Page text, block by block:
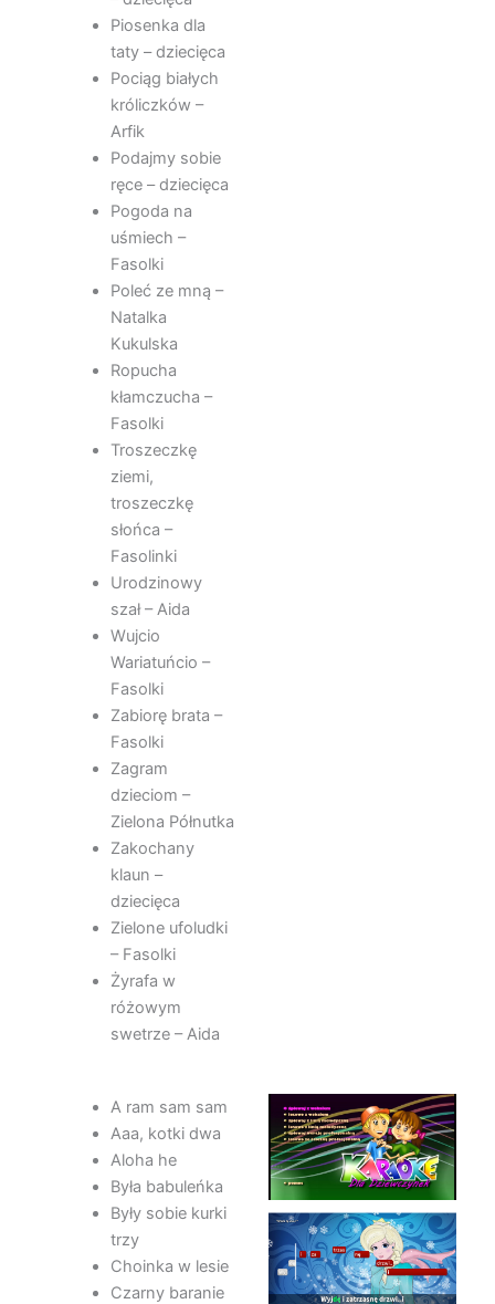
Piosenka dla
taty – dziecięca
Pociąg białych
króliczków –
Arfik
Podajmy sobie
ręce – dziecięca
Pogoda na
uśmiech –
Fasolki
Poleć ze mną –
Natalka
Kukulska
Ropucha
kłamczucha –
Fasolki
Troszeczkę
ziemi,
troszeczkę
słońca –
Fasolinki
Urodzinowy
szał – Aida
Wujcio
Wariatuńcio –
Fasolki
Zabiorę brata –
Fasolki
Zagram
dzieciom –
Zielona Półnutka
Zakochany
klaun –
dziecięca
Zielone ufoludki
– Fasolki
Żyrafa w
różowym
swetrze – Aida
A ram sam sam
Aaa, kotki dwa
Aloha he
Była babuleńka
Były sobie kurki
trzy
Choinka w lesie
Czarny baranie